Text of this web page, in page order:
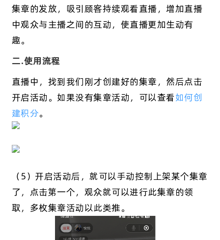
集章的发放，吸引顾客持续观看直播，增加直播
中观众与主播之间的互动，使直播更加生动有
趣。
二.使用流程
直播中，找到我们刚才创建好的集章，然后点击
开启活动。如果没有集章活动，可以查看如何创
建积分。
（5）开启活动后，就可以手动控制上架某个集章
了，点击第一个，观众就可以进行此集章的领
取，多枚集章活动以此类推。